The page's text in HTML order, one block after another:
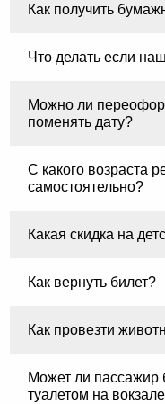
Как получить
Что делать если
Можно ли
поменять дату?
С какого возраста
самостоятельно?
Какая скидка на
Как вернуть билет?
Как провезти
Может ли пассажир
туалетом на